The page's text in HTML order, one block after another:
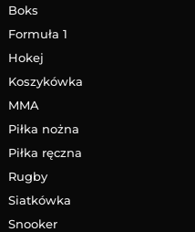
Boks
Formuła 1
Hokej
Koszykówka
MMA
Piłka nożna
Piłka ręczna
Rugby
Siatkówka
Snooker